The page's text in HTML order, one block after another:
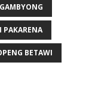
PAKARENA
BETAWI